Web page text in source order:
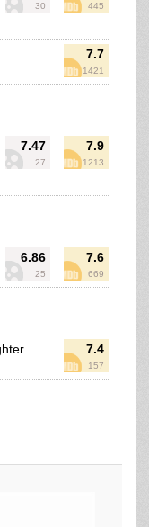
30 445
7.7
1421
7.47
27
7.9
1213
6.86
25
7.6
669
7.4
157